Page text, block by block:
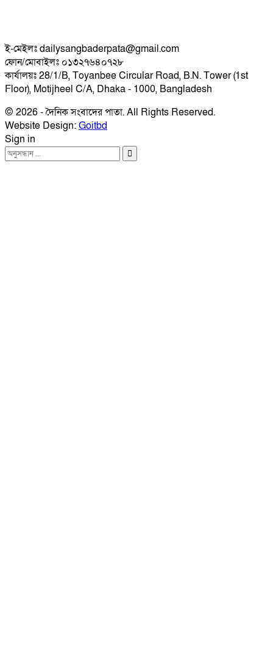
ই-মেইলঃ dailysangbaderpata@gmail.com
ফোন/মোবাইলঃ ০১৩২৭৬৪০৭২৮
কার্যালয়ঃ 28/1/B, Toyanbee Circular Road, B.N. Tower (1st
Floor), Motijheel C/A, Dhaka - 1000, Bangladesh
© 2026 - দৈনিক সংবাদের পাতা. All Rights Reserved.
Website Design:Goitbd
Sign in